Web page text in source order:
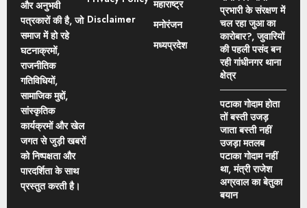
और अनुभवी
पत्रकारों की है, जो
समाज में हो रहे
घटनाक्रमों,
राजनीतिक
गतिविधियों,
सामाजिक मुद्दों,
सांस्कृतिक
कार्यक्रमों और खेल
जगत से जुड़ी खबरों
को निष्पक्षता और
पारदर्शिता के साथ
प्रस्तुत करती है।
Disclaimer
महाराष्ट्र
मनोरंजन
मध्यप्रदेश
प्रभारी के संरक्षण में
चल रहा जुआ का
कारोबार?, जुवारियों
की पहली पसंद बन
रही गांधीनगर थाना
क्षेत्र
पटाका गोदाम होता
तों बस्ती उजड़
जाता बस्ती नहीं
उजड़ा मतलब
पटाका गोदाम नहीं
था, मंत्री राजेश
अग्रवाल का बेतुका
बयान